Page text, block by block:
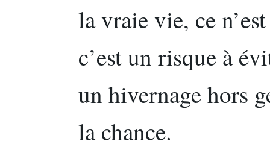
la vraie vie, ce
c’est un risque à
un hivernage hors
la chance.